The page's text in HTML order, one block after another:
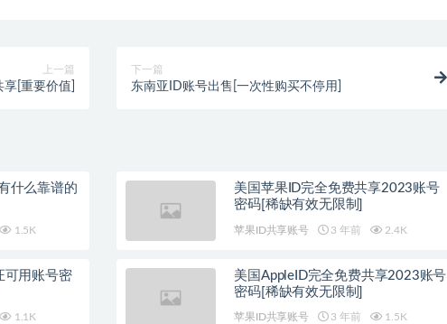
上一篇
[重要价值]
下一篇
东南亚ID账号出售[一次性购买不停用]
什么靠谱的
1.5K
美国苹果ID完全免费共享2023账号
密码[稀缺有效无限制]
苹果ID共享账号 3 年前 2.4K
可用账号密
1.1K
美国AppleID完全免费共享2023账号
密码[稀缺有效无限制]
苹果ID共享账号 3 年前 1.5K